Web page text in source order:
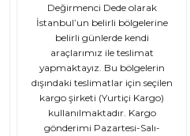
Değirmenci Dede olarak
İstanbul’un belirli bölgelerine
belirli günlerde kendi
araçlarımız ile teslimat
yapmaktayız. Bu bölgelerin
dışındaki teslimatlar için seçilen
kargo şirketi (Yurtiçi Kargo)
kullanılmaktadır. Kargo
gönderimi Pazartesi-Salı-